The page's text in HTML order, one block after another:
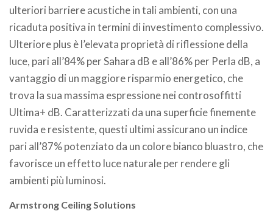
ulteriori barriere acustiche in tali ambienti, con una
ricaduta positiva in termini di investimento complessivo.
Ulteriore plus è l’elevata proprietà di riflessione della
luce, pari all’84% per Sahara dB e all’86% per Perla dB, a
vantaggio di un maggiore risparmio energetico, che
trova la sua massima espressione nei controsoffitti
Ultima+ dB. Caratterizzati da una superficie finemente
ruvida e resistente, questi ultimi assicurano un indice
pari all’87% potenziato da un colore bianco bluastro, che
favorisce un effetto luce naturale per rendere gli
ambienti più luminosi.
Armstrong Ceiling Solutions